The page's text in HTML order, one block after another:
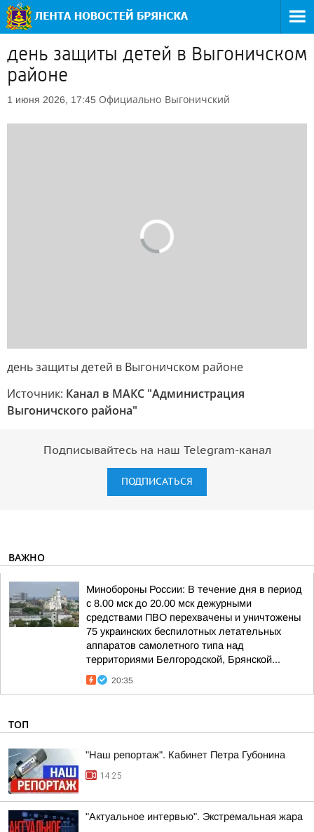
день защиты детей в Выгоничском
районе
1 июня 2026, 17:45 Официально Выгоничский
день защиты детей в Выгоничском районе
Источник: Канал в МАКС "Администрация
Выгоничского района"
Подписывайтесь на наш Telegram-канал
ПОДПИСАТЬСЯ
ВАЖНО
Минобороны России: В течение дня в период
с 8.00 мск до 20.00 мск дежурными
средствами ПВО перехвачены и уничтожены
75 украинских беспилотных летательных
аппаратов самолетного типа над
территориями Белгородской, Брянской...
20:35
ТОП
"Наш репортаж". Кабинет Петра Губонина
14:25
"Актуальное интервью". Экстремальная жара